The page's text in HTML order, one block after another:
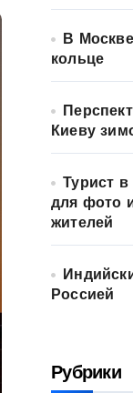
В
кольце
Киеву
Турист
для фото
жителей
Россией
Рубрики